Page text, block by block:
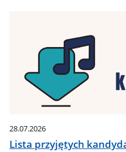
28.07.2026
Lista przyjętych